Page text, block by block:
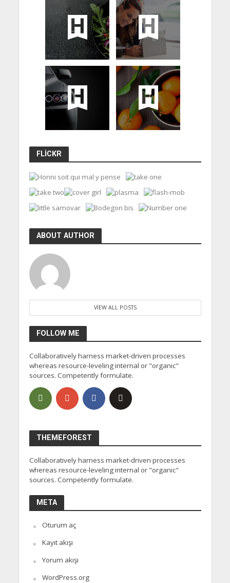
FLICKR
ABOUT AUTHOR
VIEW ALL POSTS
FOLLOW ME
Collaboratively harness market-driven processes
whereas resource-leveling internal or "organic"
sources. Competently formulate.
THEMEFOREST
Collaboratively harness market-driven processes
whereas resource-leveling internal or "organic"
sources. Competently formulate.
META
Oturum aç
Kayıt akışı
Yorum akışı
WordPress.org